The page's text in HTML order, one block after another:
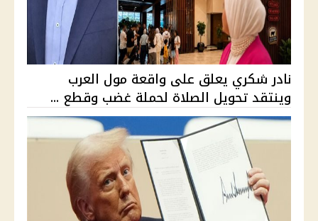
نادر شكري يعلق على واقعة مول العرب
وينتقد تحويل الصلاة لحملة غضب وقطع ...